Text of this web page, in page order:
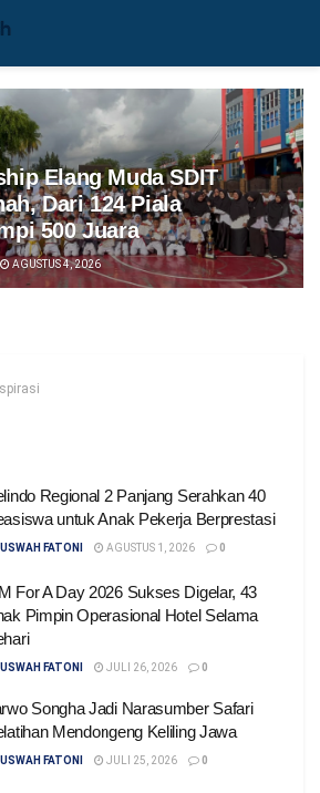
Elang Muda SDIT
Dari 124 Piala
500 Juara
AGUSTUS 4, 2026
Regional 2 Panjang Serahkan 40
untuk Anak Pekerja Berprestasi
USWAH FATONI AGUSTUS 1, 2026 0
For A Day 2026 Sukses Digelar, 43
Pimpin Operasional Hotel Selama
USWAH FATONI JULI 26, 2026 0
Songha Jadi Narasumber Safari
Mendongeng Keliling Jawa
USWAH FATONI JULI 25, 2026 0